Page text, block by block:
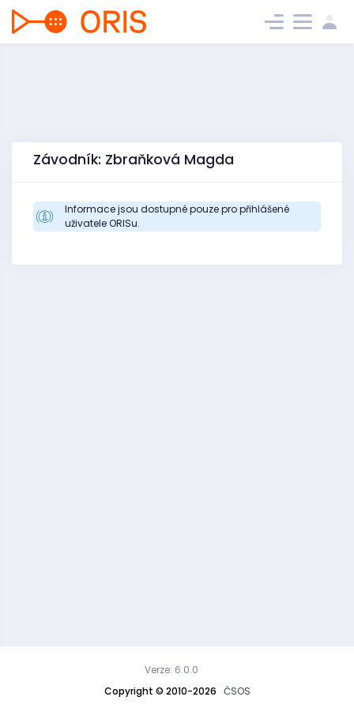
Závodník: Zbraňková Magda
Informace jsou dostupné pouze pro přihlášené
uživatele ORISu.
Copyright © 2010-2026 ČSOS
Verze: 6.0.0